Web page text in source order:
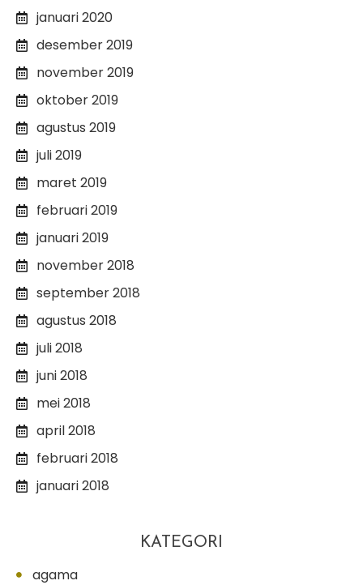
januari 2020
desember 2019
november 2019
oktober 2019
agustus 2019
juli 2019
maret 2019
februari 2019
januari 2019
november 2018
september 2018
agustus 2018
juli 2018
juni 2018
mei 2018
april 2018
februari 2018
januari 2018
KATEGORI
agama